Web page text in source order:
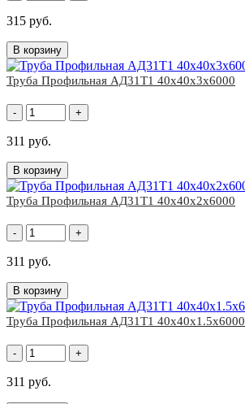
315 руб.
В корзину
Труба Профильная АД31Т1 40х40х3х6000
- +
311 руб.
В корзину
Труба Профильная АД31Т1 40х40х2х6000
- +
311 руб.
В корзину
Труба Профильная АД31Т1 40х40х1.5х6000
- +
311 руб.